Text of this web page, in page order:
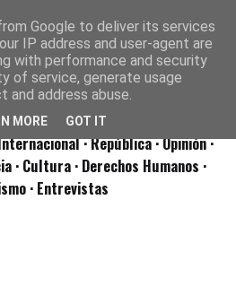
· República· Opinión·
·Cultura · Derechos Humanos ·
·Entrevistas
Google to deliver its services
IP address and user-agent are
with performance and security
of service, generate usage
address abuse.
MORE GOT IT